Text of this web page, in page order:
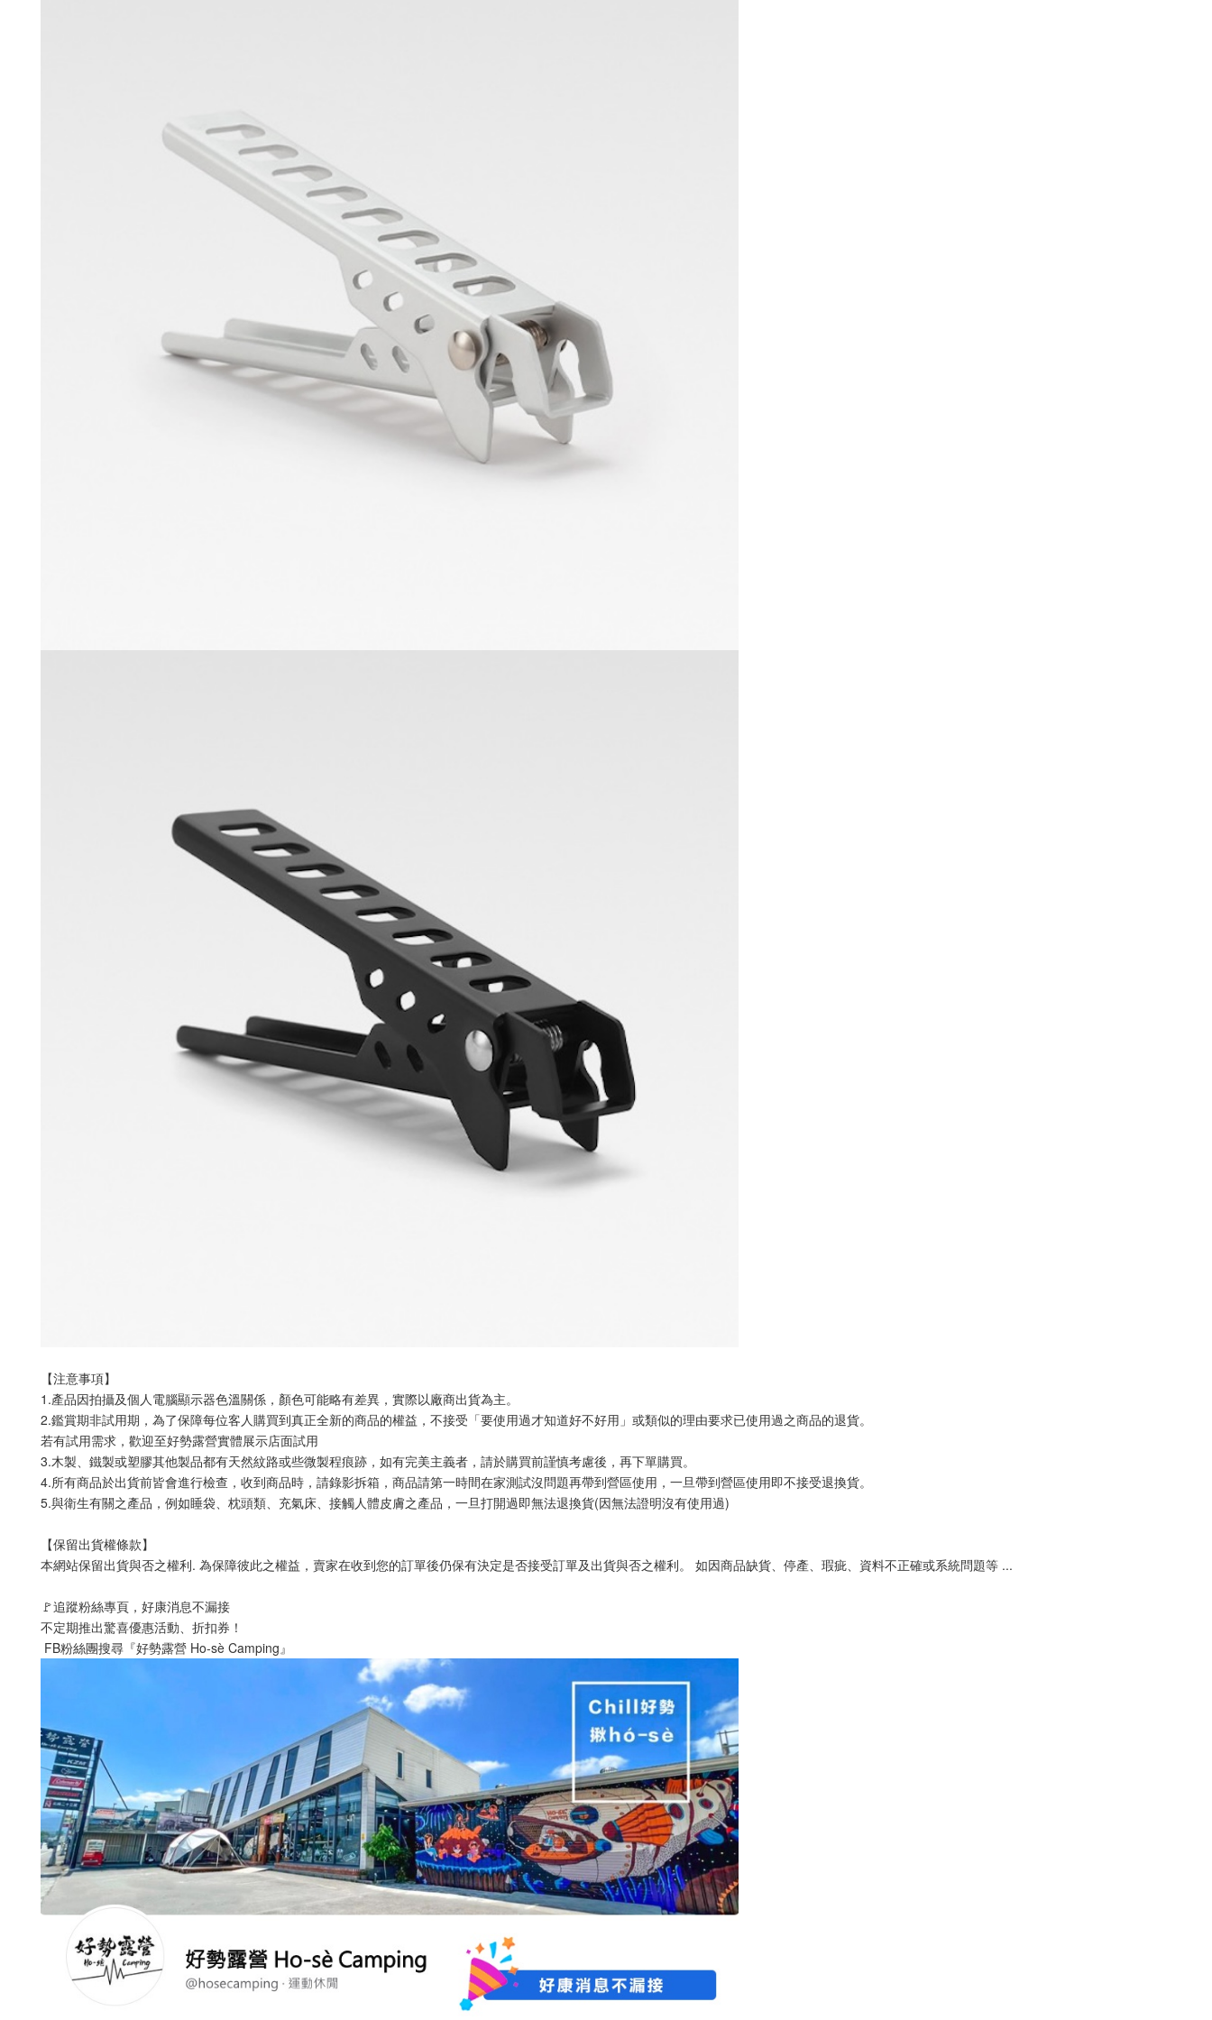
【注意事項】
1.產品因拍攝及個人電腦顯示器色溫關係，顏色可能略有差異，實際以廠商出貨為主。
2.鑑賞期非試用期，為了保障每位客人購買到真正全新的商品的權益，不接受「要使用過才知道好不好用」或類似的理由要求已使用過之商品的退貨。
若有試用需求，歡迎至好勢露營實體展示店面試用
3.木製、鐵製或塑膠其他製品都有天然紋路或些微製程痕跡，如有完美主義者，請於購買前謹慎考慮後，再下單購買。
4.所有商品於出貨前皆會進行檢查，收到商品時，請錄影拆箱，商品請第一時間在家測試沒問題再帶到營區使用，一旦帶到營區使用即不接受退換貨。
5.與衛生有關之產品，例如睡袋、枕頭類、充氣床、接觸人體皮膚之產品，一旦打開過即無法退換貨(因無法證明沒有使用過)
【保留出貨權條款】
本網站保留出貨與否之權利. 為保障彼此之權益，賣家在收到您的訂單後仍保有決定是否接受訂單及出貨與否之權利。 如因商品缺貨、停產、瑕疵、資料不正確或系統問題等 ...
🚩追蹤粉絲專頁，好康消息不漏接
不定期推出驚喜優惠活動、折扣券！
FB粉絲團搜尋『好勢露營 Ho-sè Camping』